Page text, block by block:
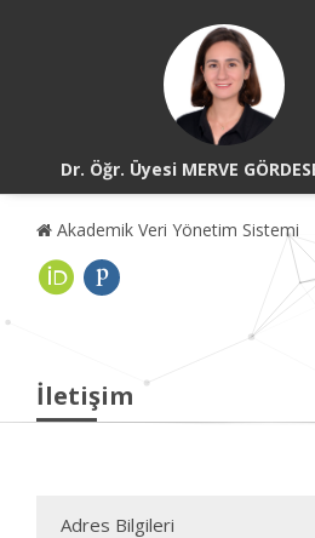
Dr. Öğr. Üyesi MERVE
Akademik Veri Yönetim Sistemi
İletişim
Adres Bilgileri